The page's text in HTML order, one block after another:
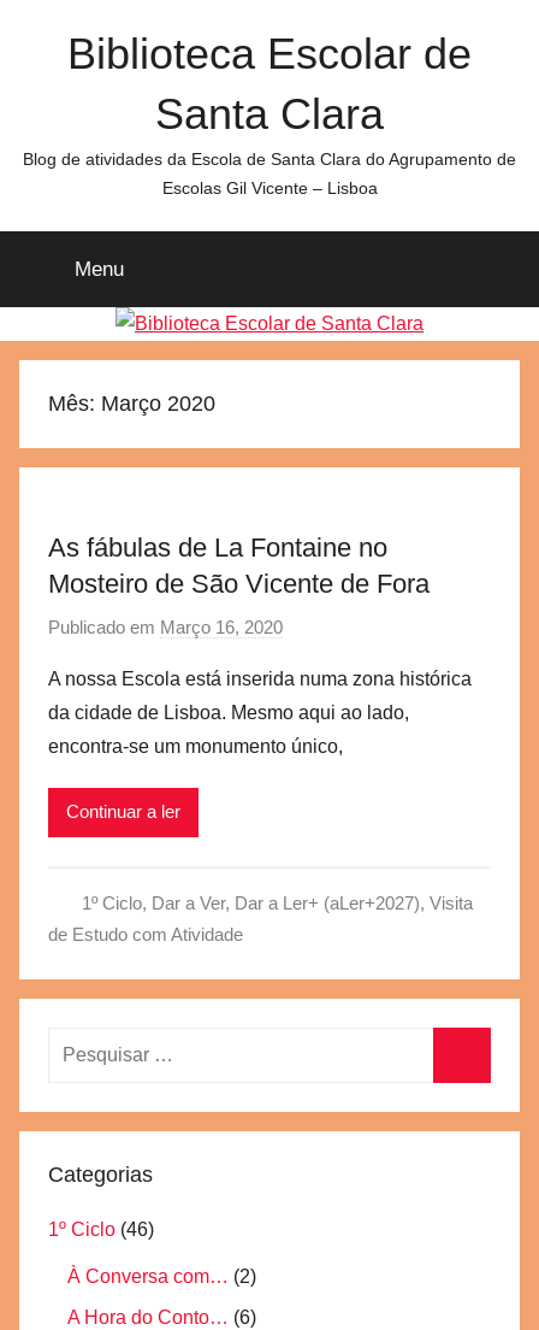
Biblioteca Escolar de
Santa Clara
Blog de atividades da Escola de Santa Clara do Agrupamento de
Escolas Gil Vicente – Lisboa
Menu
Mês: Março 2020
As fábulas de La Fontaine no
Mosteiro de São Vicente de Fora
Publicado em Março 16, 2020
r
a
e
c
A nossa Escola está inserida numa zona histórica
da cidade de Lisboa. Mesmo aqui ao lado,
encontra-se um monumento único,
Continuar a ler
1º Ciclo, Dar a Ver, Dar a Ler+ (aLer+2027), Visita
de Estudo com Atividade
Pesquisar
Categorias
1º Ciclo (46)
À Conversa com… (2)
A Hora do Conto… (6)